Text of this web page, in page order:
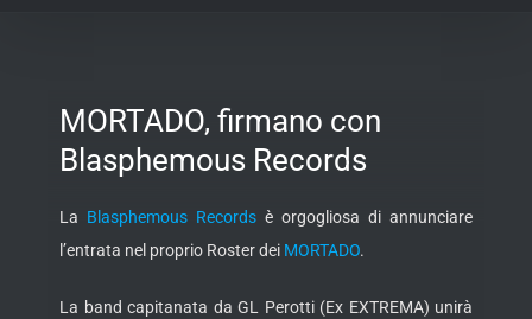
MORTADO, firmano con
Blasphemous Records
La Blasphemous Records è orgogliosa di annunciare
l’entrata nel proprio Roster dei MORTADO.
La band capitanata da GL Perotti (Ex EXTREMA) unirà